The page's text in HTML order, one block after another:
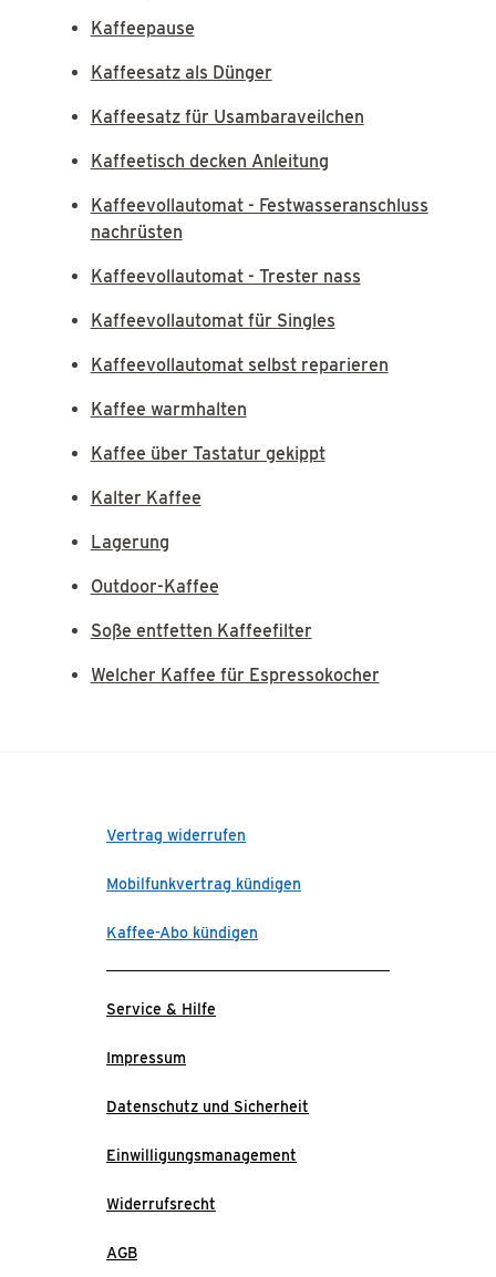
Kaffeepause
Kaffeesatz als Dünger
Kaffeesatz für Usambaraveilchen
Kaffeetisch decken Anleitung
Kaffeevollautomat - Festwasseranschluss
nachrüsten
Kaffeevollautomat - Trester nass
Kaffeevollautomat für Singles
Kaffeevollautomat selbst reparieren
Kaffee warmhalten
Kaffee über Tastatur gekippt
Kalter Kaffee
Lagerung
Outdoor-Kaffee
Soße entfetten Kaffeefilter
Welcher Kaffee für Espressokocher
Vertrag widerrufen
Mobilfunkvertrag kündigen
Kaffee-Abo kündigen
Service & Hilfe
Impressum
Datenschutz und Sicherheit
Einwilligungsmanagement
Widerrufsrecht
AGB